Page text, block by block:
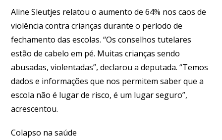
Aline Sleutjes relatou o aumento de 64% nos caos de
violência contra crianças durante o período de
fechamento das escolas. “Os conselhos tutelares
estão de cabelo em pé. Muitas crianças sendo
abusadas, violentadas”, declarou a deputada. “Temos
dados e informações que nos permitem saber que a
escola não é lugar de risco, é um lugar seguro”,
acrescentou.
Colapso na saúde